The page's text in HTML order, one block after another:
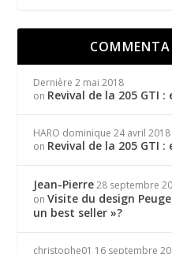
Dernière 2 mai 2018
on Revival de la 205 GTI
HARO dominique 24 avril 2018
on Revival de la 205 GTI
Jean-Pierre 28 septembre
onVisite du design
un best seller »?
christophe01 16 septembre